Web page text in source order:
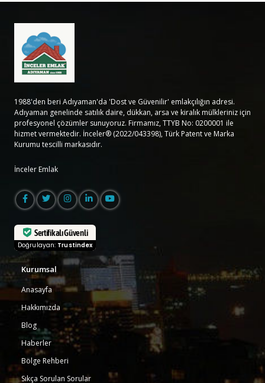
1988'den beri Adıyaman'da 'Dost ve Güvenilir' emlakçılığın adresi.
Adıyaman genelinde satılık daire, dükkan, arsa ve kiralık mülkleriniz için
profesyonel çözümler sunuyoruz. Firmamız, TTYB No: 0200001 ile
hizmet vermektedir. İnceler® (2022/043398), Türk Patent ve Marka
Kurumu tescilli markasıdır.
İnceler Emlak
Sertifikalı Güvenli
Doğrulayan: Trustindex
Kurumsal
Anasayfa
Hakkımızda
Blog
Haberler
Bölge Rehberi
Sıkça Sorulan Sorular